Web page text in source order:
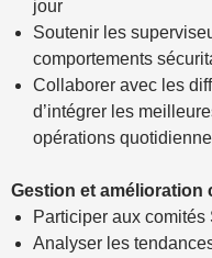
jour
Soutenir les
comportements
Collaborer avec les
d’intégrer les
opérations
Gestion et amélioration
Participer aux
Analyser les